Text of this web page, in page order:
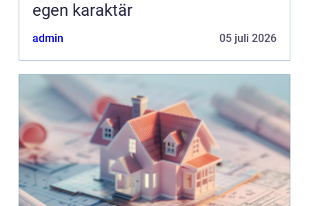
egen karaktär
admin 05 juli 2026